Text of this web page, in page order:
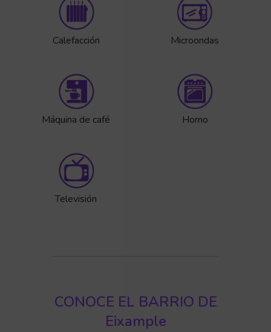
Calefacción Microondas
Máquina de café Horno
Televisión
CONOCE EL BARRIO DE
Eixample